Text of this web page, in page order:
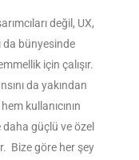
değil, UX,
da bünyesinde
için çalışır.
da yakından
kullanıcının
güçlü ve özel
Bize göre her şey